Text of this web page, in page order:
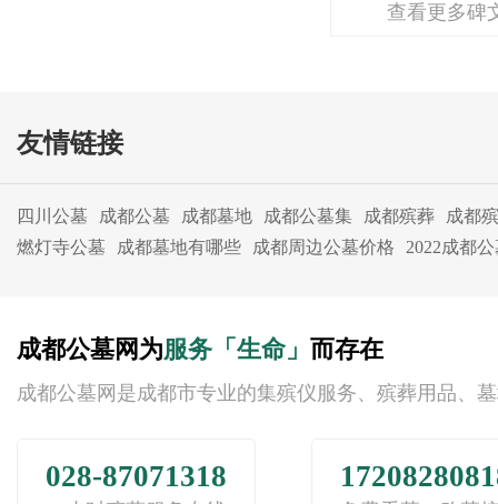
查看更多碑
友情链接
四川公墓 成都公墓 成都墓地 成都公墓集 成都殡葬
成都
燃灯寺公墓
成都墓地有哪些 成都周边公墓价格 2022成都
成都公墓网为服务「生命」 而存在
成都公墓网是成都市专业的集殡仪服务、殡葬用品、
028-87071318